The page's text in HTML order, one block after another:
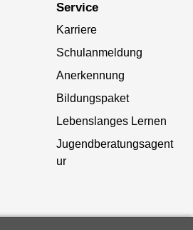
Service
Karriere
Schulanmeldung
Anerkennung
Bildungspaket
Lebenslanges Lernen
Jugendberatungsagent
ur